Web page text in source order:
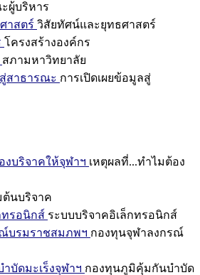
ผู้บริหาร
าสตร์ วิสัยทัศน์และยุทธศาสตร์
โครงสร้างองค์กร
สภามหาวิทยาลัย
สาธารณะ การเปิดเผยข้อมูลสู่
งบริจาคให้จุฬาฯ เหตุผลที่...ทำไมต้อง
ต้นบริจาค
ทรอนิกส์ ระบบบริจาคอิเล็กทรอนิกส์
บรมราชสมภพฯ กองทุนจุฬาลงกรณ์
บัดมะเร็งจุฬาฯ กองทุนภูมิคุ้มกันบำบัด